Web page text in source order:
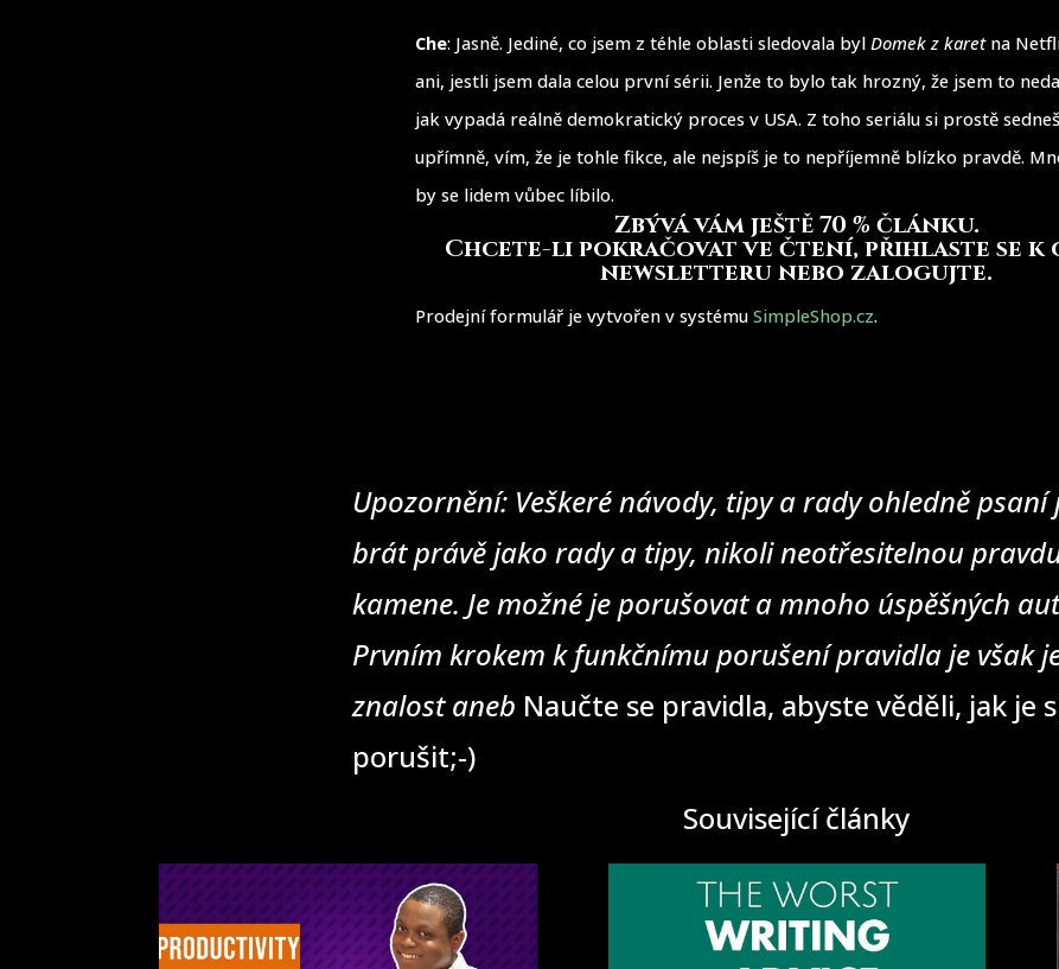
Che: Jasně. Jediné, co jsem z téhle oblasti sledovala bylDomek z karetna
ani, jestli jsem dala celou první sérii. Jenže to bylo tak hrozný, že jsem to
jak vypadá reálně demokratický proces v USA. Z toho seriálu si prostě
upřímně, vím, že je tohle fikce, ale nejspíš je to nepříjemně blízko pravdě.
by se lidem vůbec líbilo.
Zbývá vám ještě 70 % článku.
Chcete-li pokračovat ve čtení, přihlaste se k
newsletteru nebo zalogujte.
Prodejní formulář je vytvořen v systémuSimpleShop.cz.
Upozornění: Veškeré návody, tipy a rady ohledně psaní
brát právě jako rady a tipy, nikoli neotřesitelnou
kamene. Je možné je porušovat a mnoho úspěšných
Prvním krokem k funkčnímu porušení pravidla je však
znalost aneb Naučte se pravidla, abyste věděli, jak je
porušit;-)
Související články